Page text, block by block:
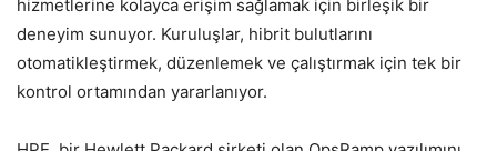
hizmetlerine kolayca erişim sağlamak için birleşik bir
deneyim sunuyor. Kuruluşlar, hibrit bulutlarını
otomatikleştirmek, düzenlemek ve çalıştırmak için tek bir
kontrol ortamından yararlanıyor.